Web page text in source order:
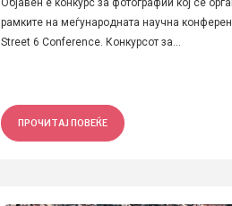
Објавен е конкурс за фотографии кој се
рамките на меѓународната научна
Street 6 Conference. Конкурсот за...
ПРОЧИТАЈ ПОВЕЌЕ